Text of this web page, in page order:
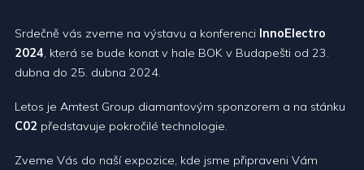
Srdečně vás zveme na výstavu a konferenci InnoElectro
2024 , která se bude konat v hale BOK v Budapešti od 23.
dubna do 25. dubna 2024.
Letos je Amtest Group diamantovým sponzorem a na stánku
C02 představuje pokročilé technologie.
Zveme Vás do naší expozice, kde jsme připraveni Vám